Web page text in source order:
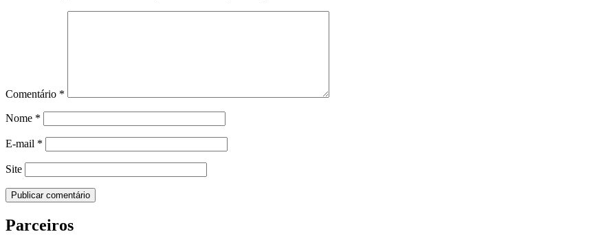
Comentário *
Nome *
E-mail *
Site
Parceiros